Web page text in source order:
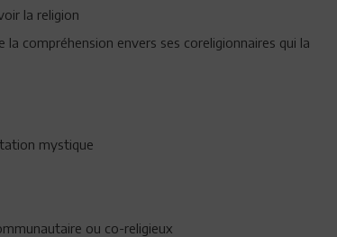
la religion
compréhension envers ses coreligionnaires qui la
mystique
ou co-religieux